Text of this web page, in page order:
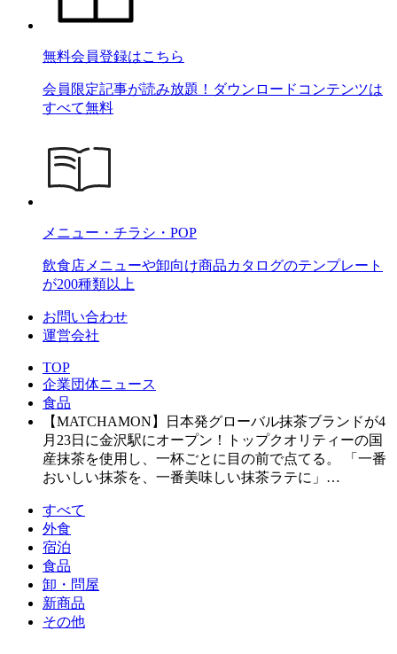
無料会員登録はこちら
会員限定記事が読み放題！ダウンロードコンテンツは
すべて無料
メニュー・チラシ・POP
飲食店メニューや卸向け商品カタログのテンプレート
が200種類以上
お問い合わせ
運営会社
TOP
企業団体ニュース
食品
【MATCHAMON】日本発グローバル抹茶ブランドが4
月23日に金沢駅にオープン！トップクオリティーの国
産抹茶を使用し、一杯ごとに目の前で点てる。 「一番
おいしい抹茶を、一番美味しい抹茶ラテに」…
すべて
外食
宿泊
食品
卸・問屋
新商品
その他